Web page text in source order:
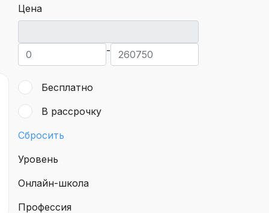
Цена
-
Бесплатно
В рассрочку
Сбросить
Уровень
Онлайн-школа
Профессия